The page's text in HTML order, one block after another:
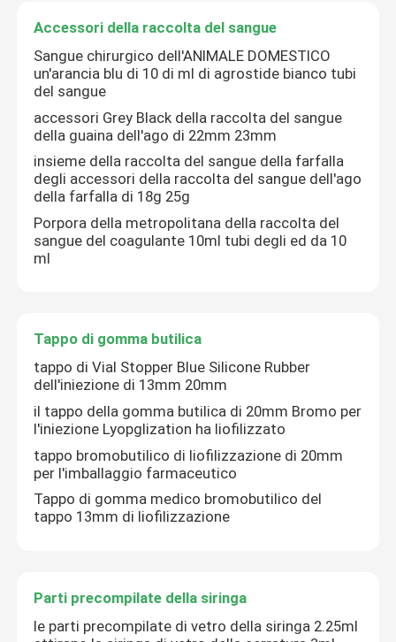
Casa
Chi siamo
Accessori della raccolta del sangue
Sangue chirurgico dell'ANIMALE DOMESTICO
un'arancia blu di 10 di ml di agrostide bianco tubi
del sangue
accessori Grey Black della raccolta del sangue
della guaina dell'ago di 22mm 23mm
insieme della raccolta del sangue della farfalla
degli accessori della raccolta del sangue dell'ago
della farfalla di 18g 25g
Porpora della metropolitana della raccolta del
sangue del coagulante 10ml tubi degli ed da 10
ml
Tappo di gomma butilica
tappo di Vial Stopper Blue Silicone Rubber
dell'iniezione di 13mm 20mm
il tappo della gomma butilica di 20mm Bromo per
l'iniezione Lyopglization ha liofilizzato
tappo bromobutilico di liofilizzazione di 20mm
per l'imballaggio farmaceutico
Tappo di gomma medico bromobutilico del
tappo 13mm di liofilizzazione
Parti precompilate della siringa
le parti precompilate di vetro della siringa 2.25ml